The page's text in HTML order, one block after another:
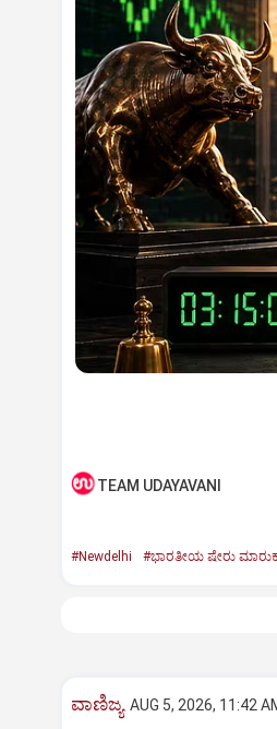
TEAM UDAYAVANI
#Newdelhi #ಭಾರತೀಯ ಷೇರು
ವಾಣಿಜ್ಯ AUG 5, 2026, 11:42